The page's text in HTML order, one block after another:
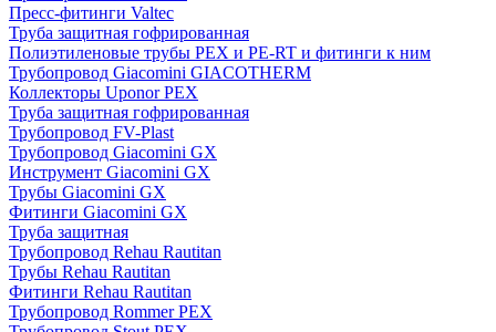
Пресс-фитинги Valtec
Труба защитная гофрированная
Полиэтиленовые трубы PEX и PE-RT и фитинги к ним
Трубопровод Giacomini GIACOTHERM
Коллекторы Uponor PEX
Труба защитная гофрированная
Трубопровод FV-Plast
Трубопровод Giacomini GX
Инструмент Giacomini GX
Трубы Giacomini GX
Фитинги Giacomini GX
Труба защитная
Трубопровод Rehau Rautitan
Трубы Rehau Rautitan
Фитинги Rehau Rautitan
Трубопровод Rommer PEX